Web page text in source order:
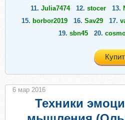
11. Julia7474 12. stocer 13.
15. borbor2019 16. Sav29 17.
19. sbn45 20.
Техники
6 мар 2016